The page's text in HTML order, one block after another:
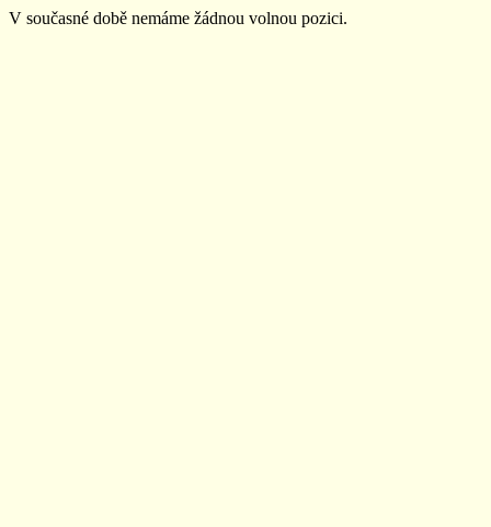
V současné době nemáme žádnou volnou pozici.